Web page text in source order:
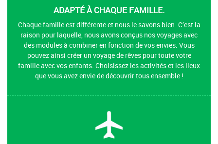
ADAPTÉ À CHAQUE FAMILLE.
Chaque famille est différente et nous le savons bien. C’est la
raison pour laquelle, nous avons conçus nos voyages avec
des modules à combiner en fonction de vos envies. Vous
pouvez ainsi créer un voyage de rêves pour toute votre
famille avec vos enfants. Choisissez les activités et les lieux
que vous avez envie de découvrir tous ensemble !